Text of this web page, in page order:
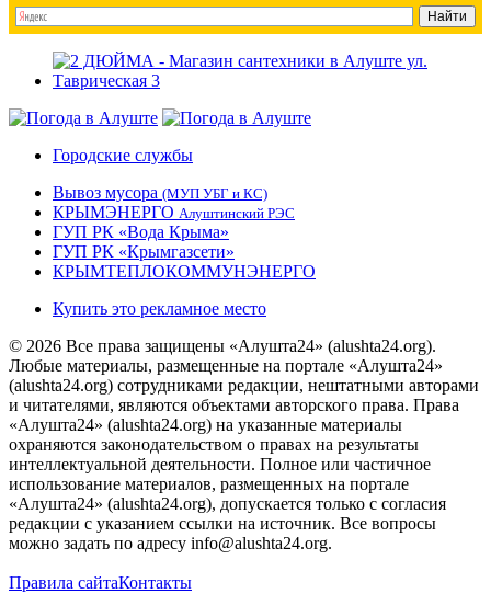
Городские службы
Вывоз мусора (МУП УБГ и КС)
КРЫМЭНЕРГО Алуштинский РЭС
ГУП РК «Вода Крыма»
ГУП РК «Крымгазсети»
КРЫМТЕПЛОКОММУНЭНЕРГО
Купить это рекламное место
© 2026 Все права защищены «Алушта24» (alushta24.org).
Любые материалы, размещенные на портале «Алушта24»
(alushta24.org) сотрудниками редакции, нештатными авторами
и читателями, являются объектами авторского права. Права
«Алушта24» (alushta24.org) на указанные материалы
охраняются законодательством о правах на результаты
интеллектуальной деятельности. Полное или частичное
использование материалов, размещенных на портале
«Алушта24» (alushta24.org), допускается только с согласия
редакции с указанием ссылки на источник. Все вопросы
можно задать по адресу info@alushta24.org.
Правила сайтаКонтакты